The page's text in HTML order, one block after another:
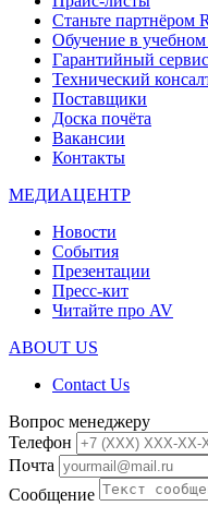
Станьте партнёром
Обучение в
Гарантийный
Технический
Поставщики
Доска почёта
Вакансии
Контакты
МЕДИАЦЕНТР
Новости
События
Презентации
Пресс-кит
Читайте про AV
ABOUT US
Contact Us
Вопрос менеджеру
Телефон
Почта
Сообщение